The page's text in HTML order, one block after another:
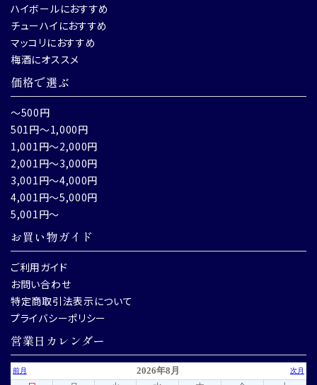
ハイボールにおすすめ
チューハイにおすすめ
マッコリにおすすめ
梅酒にオススメ
価格で選ぶ
～500円
501円～1,000円
1,001円～2,000円
2,001円～3,000円
3,001円～4,000円
4,001円～5,000円
5,001円～
お買い物ガイド
ご利用ガイド
お問い合わせ
特定商取引法表示について
プライバシーポリシー
営業日カレンダー